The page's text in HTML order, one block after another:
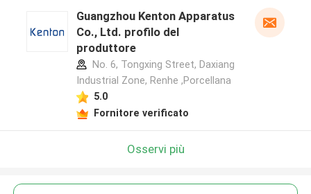
Guangzhou Kenton Apparatus
Co., Ltd. profilo del
produttore
No. 6, Tongxing Street, Daxiang
Industrial Zone, Renhe ,Porcellana
5.0
Fornitore verificato
Osservi più